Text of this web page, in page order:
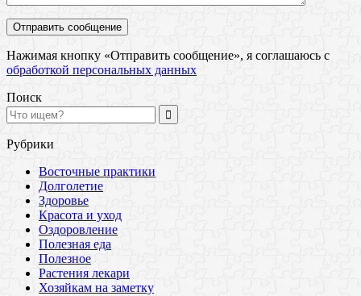
Нажимая кнопку «Отправить сообщение», я соглашаюсь с
обработкой персональных данных
Поиск
Рубрики
Восточные практики
Долголетие
Здоровье
Красота и уход
Оздоровление
Полезная еда
Полезное
Растения лекари
Хозяйкам на заметку